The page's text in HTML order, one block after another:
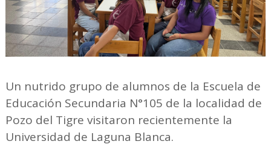
Un nutrido grupo de alumnos de la Escuela de
Educación Secundaria N°105 de la localidad de
Pozo del Tigre visitaron recientemente la
Universidad de Laguna Blanca.